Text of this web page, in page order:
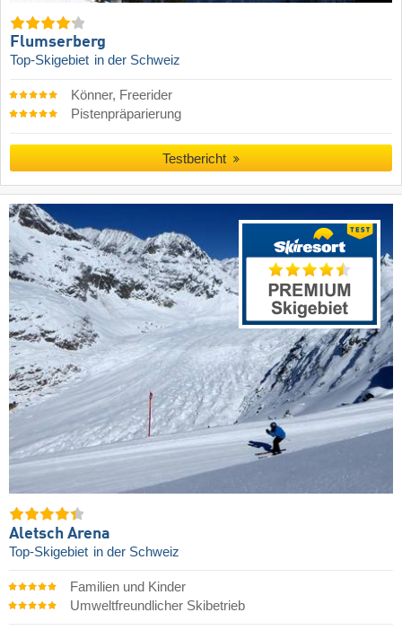
Flumserberg
Top-Skigebiet in der Schweiz
Könner, Freerider
Pistenpräparierung
Testbericht
Aletsch Arena
Top-Skigebiet in der Schweiz
Familien und Kinder
Umweltfreundlicher Skibetrieb